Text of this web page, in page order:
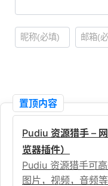
置顶内容
Pudiu 资源猎手 –
览器插件）
Pudiu 资源猎手可
图片，视频，音频